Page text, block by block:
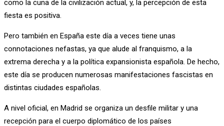
como la cuna de la civilización actual, y, la percepción de esta
fiesta es positiva.
Pero también en España este día a veces tiene unas
connotaciones nefastas, ya que alude al franquismo, a la
extrema derecha y a la política expansionista española. De hecho,
este día se producen numerosas manifestaciones fascistas en
distintas ciudades españolas.
A nivel oficial, en Madrid se organiza un desfile militar y una
recepción para el cuerpo diplomático de los países